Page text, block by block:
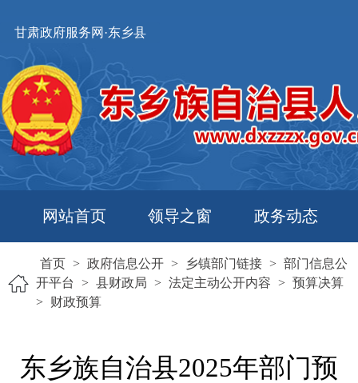
甘肃政府服务网·东乡县
网站首页 领导之窗 政务动态
首页 > 政府信息公开 > 乡镇部门链接 > 部门信息公
开平台
> 县财政局 > 法定主动公开内容 > 预算决算
> 财政预算
东乡族自治县2025年部门预